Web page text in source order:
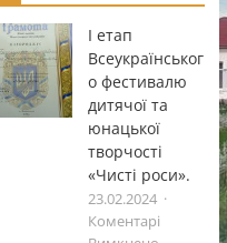
І етап
Всеукраïнськог
о фестивалю
дитячоï та
юнацькоï
творчостi
«Чистi роси».
23.02.2024
Коментарі